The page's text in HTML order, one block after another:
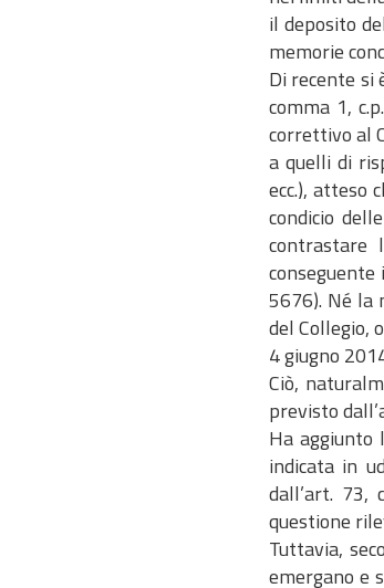
il deposito
memorie
Di recente si
comma 1,
correttivo al
a quelli di
ecc.), atteso
condicio
contrastare
5676). Né la
del Collegio,
4 giugno
Ciò,
previsto
Ha aggiunto
indicata in
dall’art. 73,
questione
Tuttavia,
emergano e